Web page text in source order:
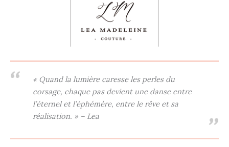
« Quand la lumière caresse les perles du
corsage, chaque pas devient une danse entre
l’éternel et l’éphémère, entre le rêve et sa
réalisation. » – Lea